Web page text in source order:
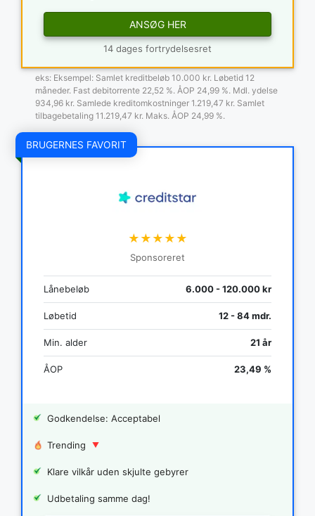
ANSØG HER
14 dages fortrydelsesret
eks: Eksempel: Samlet kreditbeløb 10.000 kr. Løbetid 12
måneder. Fast debitorrente 22,52 %. ÅOP 24,99 %. Mdl. ydelse
934,96 kr. Samlede kreditomkostninger 1.219,47 kr. Samlet
tilbagebetaling 11.219,47 kr. Maks. ÅOP 24,99 %.
BRUGERNES FAVORIT
★★★★★
Sponsoreret
Lånebeløb 6.000 - 120.000 kr
Løbetid 12 - 84 mdr.
Min. alder 21 år
ÅOP 23,49 %
Godkendelse: Acceptabel
Trending
Klare vilkår uden skjulte gebyrer
Udbetaling samme dag!